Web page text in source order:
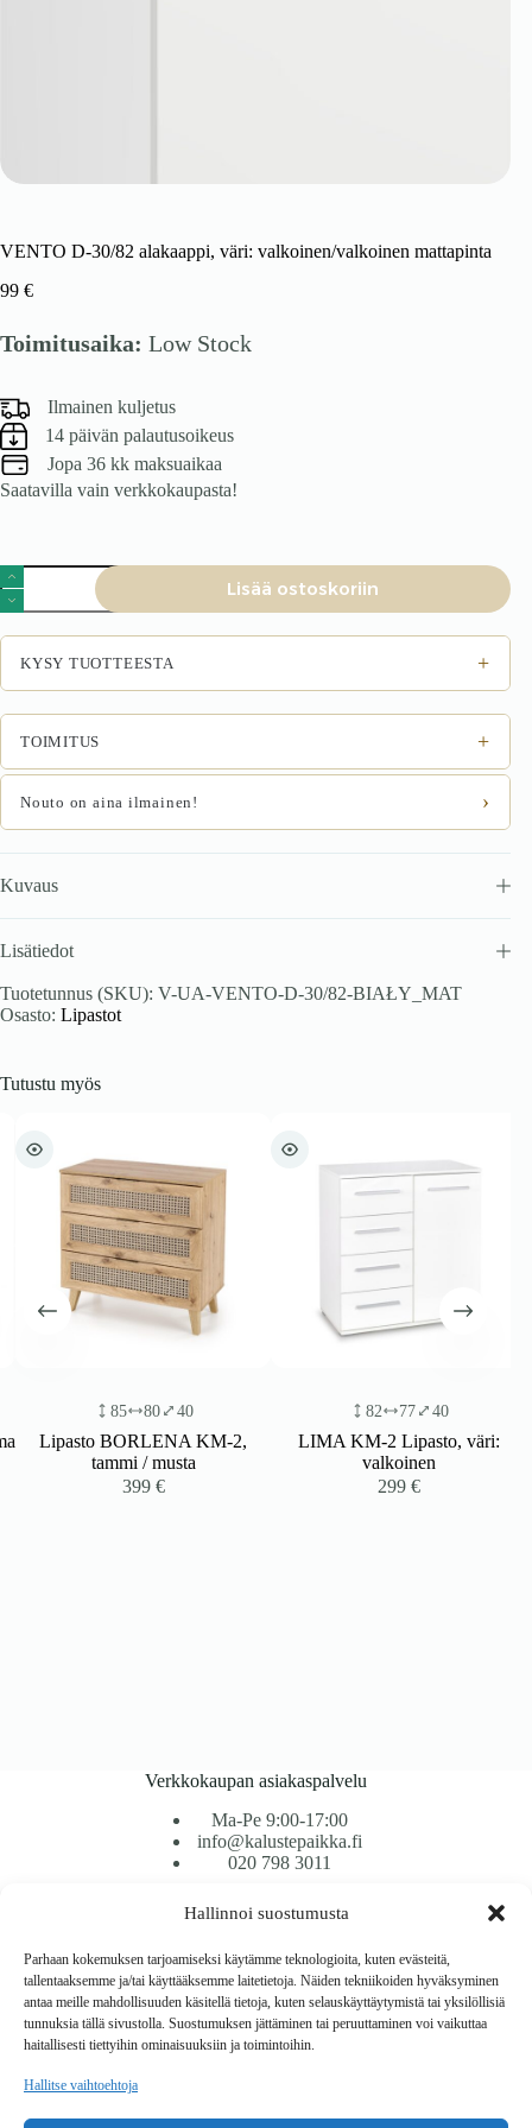
Hallinnoi suostumusta
Parhaan kokemuksen tarjoamiseksi käytämme teknologioita, kuten evästeitä,
tallentaaksemme ja/tai käyttääksemme laitetietoja. Näiden tekniikoiden hyväksyminen
antaa meille mahdollisuuden käsitellä tietoja, kuten selauskäyttäytymistä tai yksilöllisiä
tunnuksia tällä sivustolla. Suostumuksen jättäminen tai peruuttaminen voi vaikuttaa
haitallisesti tiettyihin ominaisuuksiin ja toimintoihin.
Hallitse vaihtoehtoja
VENTO D-30/82 alakaappi, väri: valkoinen/valkoinen mattapinta
99 €
Toimitusaika: Low Stock
Ilmainen kuljetus
14 päivän palautusoikeus
Jopa 36 kk maksuaikaa
Saatavilla vain verkkokaupasta!
VENTO
D-
30/82
alakaappi,
väri:
valkoinen/valkoinen
mattapinta
määrä
Lisää ostoskoriin
KYSY TUOTTEESTA +
TOIMITUS +
Nouto on aina ilmainen! ›
Kuvaus
Lisätiedot
Tuotetunnus (SKU): V-UA-VENTO-D-30/82-BIAŁY_MAT
Osasto: Lipastot
Tutustu myös
85 80 40
Lipasto BORLENA KM-2,
tammi / musta
399€
82 77 40
LIMA KM-2 Lipasto, väri:
valkoinen
299€
Verkkokaupan asiakaspalvelu
Ma-Pe 9:00-17:00
info@kalustepaikka.fi
020 798 3011
Tavarantoimitus / Maksutavat
Toimitustavat
Maksutavat
Vaihto ja palautus
Reklamaatiot